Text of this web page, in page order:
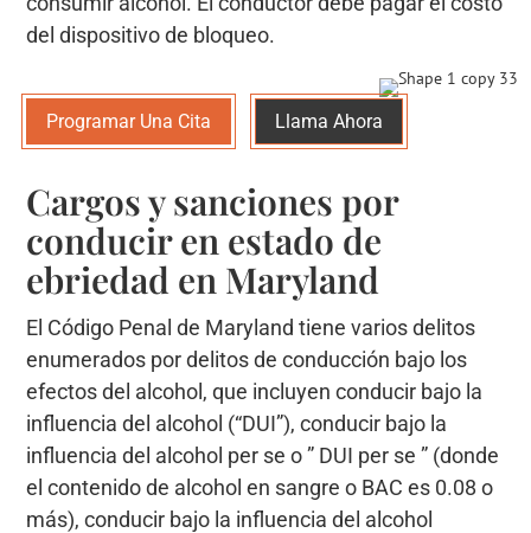
del dispositivo de bloqueo.
Programar Una Cita Llama Ahora
Cargos y sanciones por
conducir en estado de
ebriedad en Maryland
El Código Penal de Maryland tiene varios delitos
enumerados por delitos de conducción bajo los
efectos del alcohol, que incluyen conducir bajo la
influencia del alcohol (“DUI”), conducir bajo la
influencia del alcohol per se o ” DUI per se ” (donde
el contenido de alcohol en sangre o BAC es 0.08 o
más), conducir bajo la influencia del alcohol